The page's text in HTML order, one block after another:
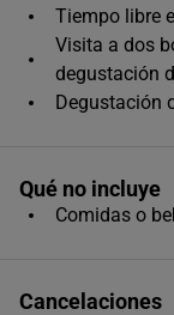
Tiempo libre
Visita a dos
degustación
Degustación
Qué no incluye
Comidas o
Cancelaciones